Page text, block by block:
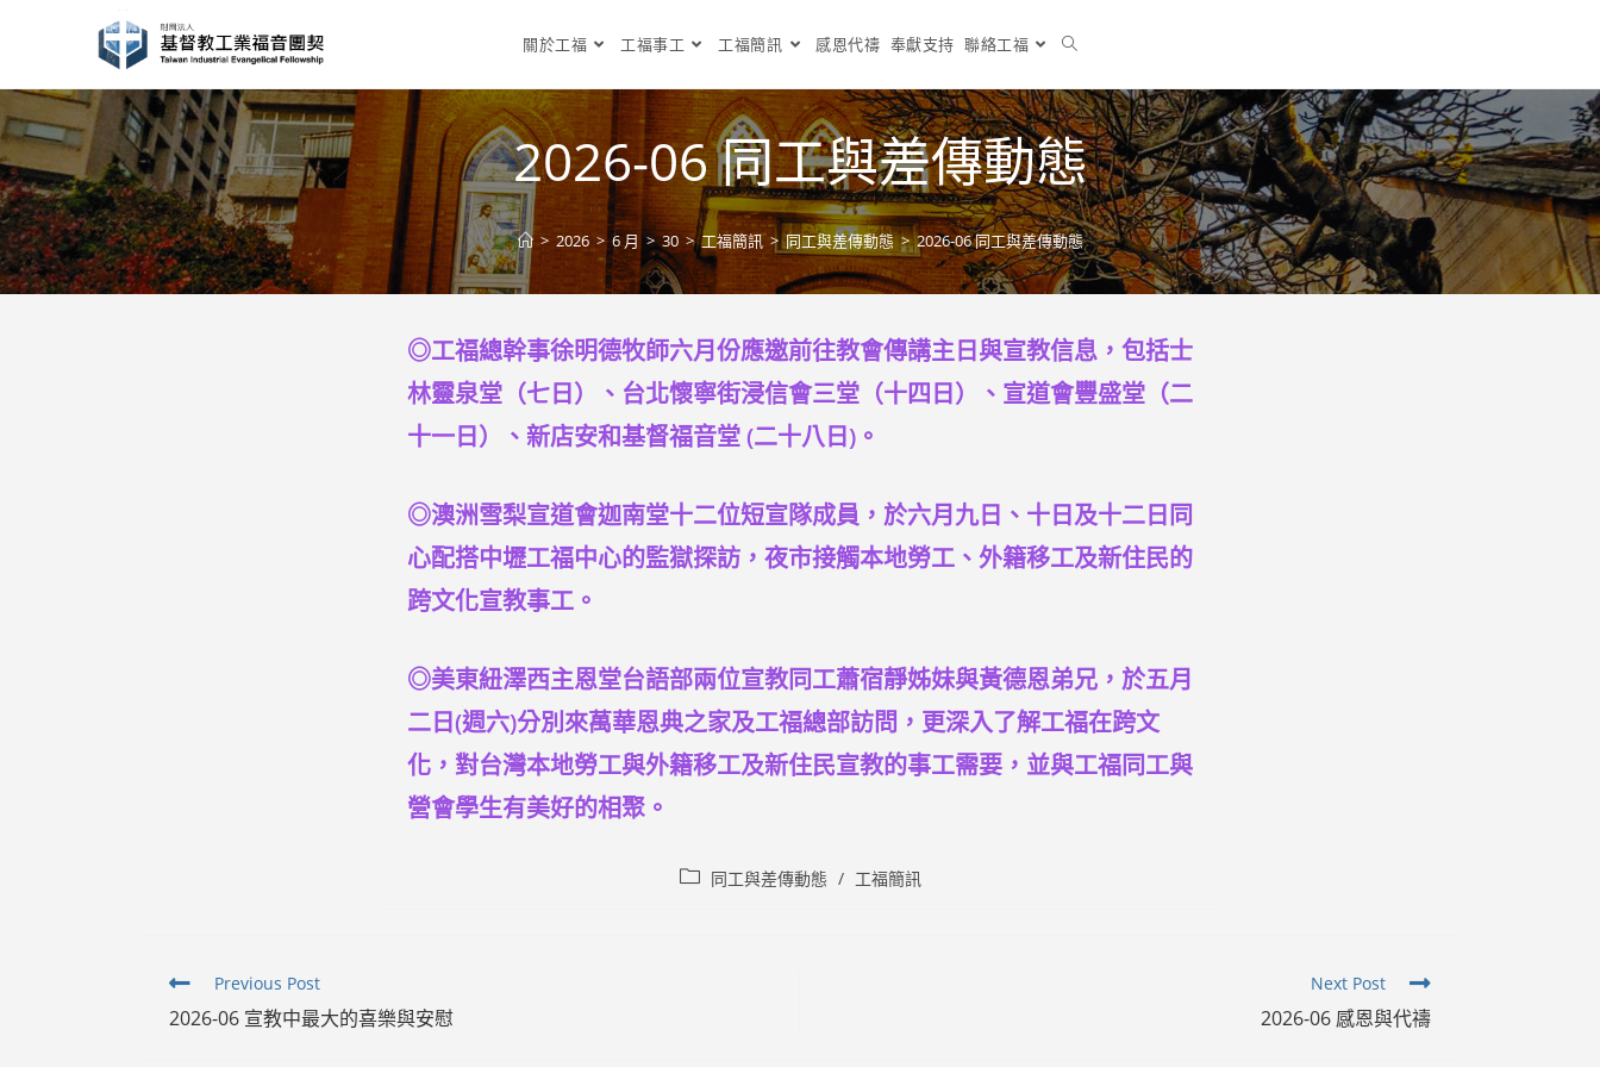
關於工福 工福事工 工福簡訊 感恩代禱 奉獻支持 聯絡工福
2026-06 同工與差傳動態
> 2026 > 6 月 > 30 > 工福簡訊 > 同工與差傳動態 > 2026-06 同工與差傳動態
◎工福總幹事徐明德牧師六月份應邀前往教會傳講主日與宣教信息，包括士
林靈泉堂（七日）、台北懷寧街浸信會三堂（十四日）、宣道會豐盛堂（二
十一日）、新店安和基督福音堂 (二十八日)。
◎澳洲雪梨宣道會迦南堂十二位短宣隊成員，於六月九日、十日及十二日同
心配搭中壢工福中心的監獄探訪，夜市接觸本地勞工、外籍移工及新住民的
跨文化宣教事工。
◎美東紐澤西主恩堂台語部兩位宣教同工蕭宿靜姊妹與黃德恩弟兄，於五月
二日(週六)分別來萬華恩典之家及工福總部訪問，更深入了解工福在跨文
化，對台灣本地勞工與外籍移工及新住民宣教的事工需要，並與工福同工與
營會學生有美好的相聚。
Post 同工與差傳動態 / 工福簡訊
Read
articles
Previous Post
2026-06 宣教中最大的喜樂與安慰
Next Post
2026-06 感恩與代禱